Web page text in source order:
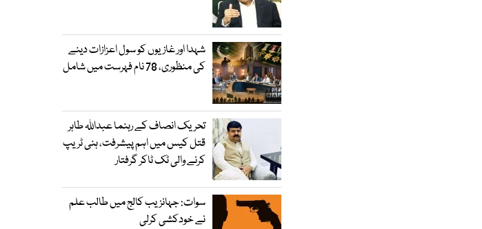
شہدا اور غازیوں کو سول اعزازات دینے
کی منظوری، 78 نام فہرست میں شامل
تحریک انصاف کے رہنما عبداللہ طاہر
قتل کیس میں اہم پیشرفت، ہنی ٹریپ
کرنے والی ٹک ٹاکر گرفتار
سوات: جہانزیب کالج میں طالب علم
نے خودکشی کرلی